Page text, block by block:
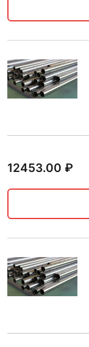
12453.00 ₽